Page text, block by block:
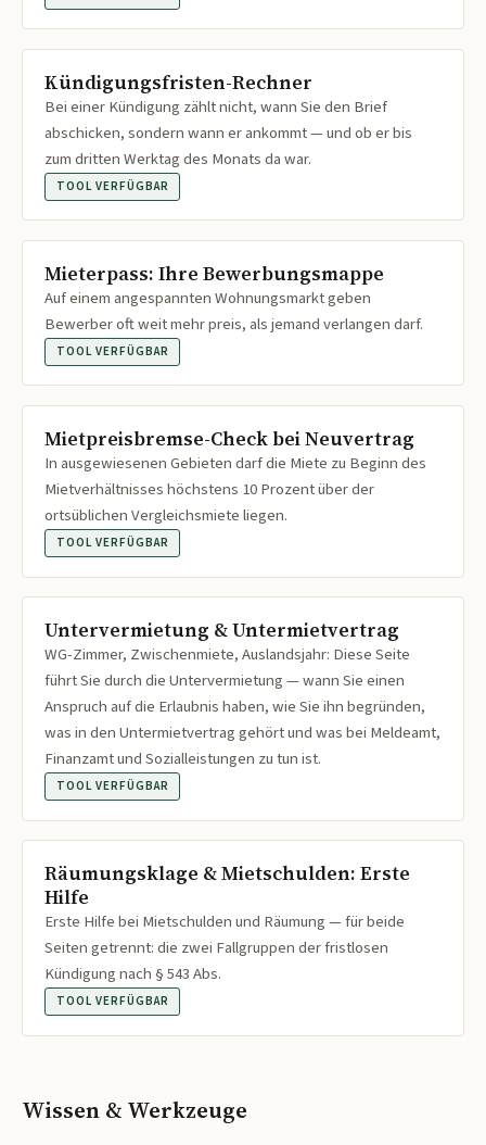
Kündigungsfristen-Rechner
Bei einer Kündigung zählt nicht, wann Sie den Brief
abschicken, sondern wann er ankommt — und ob er bis
zum dritten Werktag des Monats da war.
TOOL VERFÜGBAR
Mieterpass: Ihre Bewerbungsmappe
Auf einem angespannten Wohnungsmarkt geben
Bewerber oft weit mehr preis, als jemand verlangen darf.
TOOL VERFÜGBAR
Mietpreisbremse-Check bei Neuvertrag
In ausgewiesenen Gebieten darf die Miete zu Beginn des
Mietverhältnisses höchstens 10 Prozent über der
ortsüblichen Vergleichsmiete liegen.
TOOL VERFÜGBAR
Untervermietung & Untermietvertrag
WG-Zimmer, Zwischenmiete, Auslandsjahr: Diese Seite
führt Sie durch die Untervermietung — wann Sie einen
Anspruch auf die Erlaubnis haben, wie Sie ihn begründen,
was in den Untermietvertrag gehört und was bei Meldeamt,
Finanzamt und Sozialleistungen zu tun ist.
TOOL VERFÜGBAR
Räumungsklage & Mietschulden: Erste
Hilfe
Erste Hilfe bei Mietschulden und Räumung — für beide
Seiten getrennt: die zwei Fallgruppen der fristlosen
Kündigung nach § 543 Abs.
TOOL VERFÜGBAR
Wissen & Werkzeuge